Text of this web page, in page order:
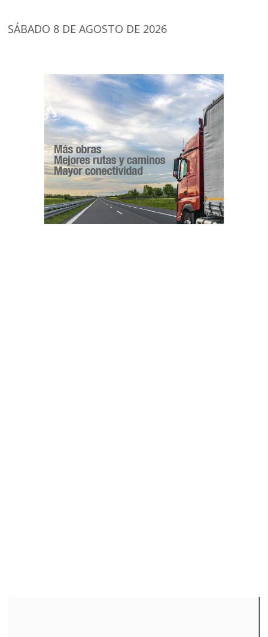
SÁBADO 8 DE AGOSTO DE 2026